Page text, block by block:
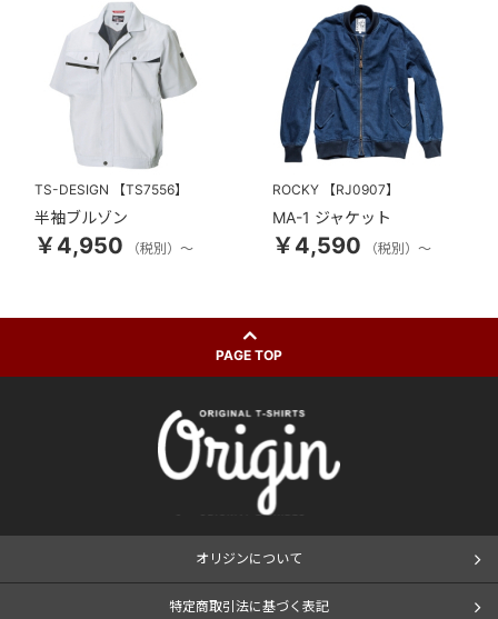
TS-DESIGN 【TS7556】
半袖ブルゾン
￥4,950 （税別）～
ROCKY 【RJ0907】
MA-1 ジャケット
￥4,590 （税別）～
PAGE TOP
オリジンについて
特定商取引法に基づく表記